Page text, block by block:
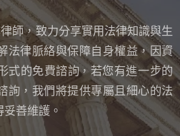
師，致力分享實用法律知識與生
法律脈絡與保障自身權益，因資
式的免費諮詢， 若您有進一步的
詢，我們將提供專屬且細心的法
善維護。